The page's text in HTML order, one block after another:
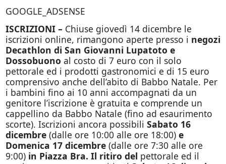
GOOGLE_ADSENSE
ISCRIZIONI – Chiuse giovedì 14 dicembre le
iscrizioni online, rimangono aperte presso i negozi
Decathlon di San Giovanni Lupatoto e
Dossobuono al costo di 7 euro con il solo
pettorale ed i prodotti gastronomici e di 15 euro
comprensivo anche dell’abito di Babbo Natale. Per
i bambini fino ai 10 anni accompagnati da un
genitore l’iscrizione è gratuita e comprende un
cappellino da Babbo Natale (fino ad esaurimento
scorte). Iscrizioni ancora possibili Sabato 16
dicembre(dalle ore 10:00 alle ore 18:00) e
Domenica 17 dicembre(dalle ore 7:30 alle ore
9:00) in Piazza Bra. Il ritiro del pettorale ed il